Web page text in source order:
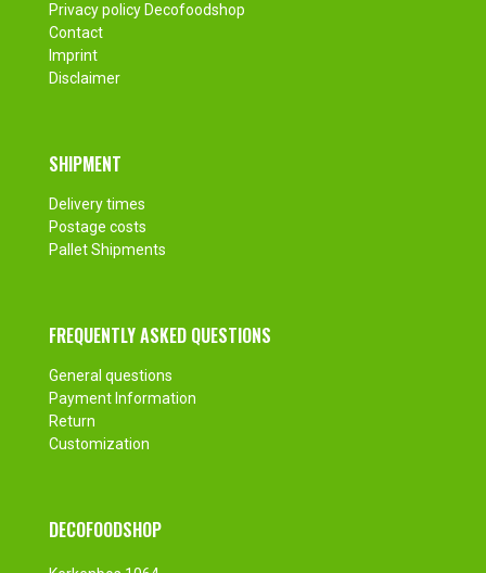
Privacy policy Decofoodshop
Contact
Imprint
Disclaimer
SHIPMENT
Delivery times
Postage costs
Pallet Shipments
FREQUENTLY ASKED QUESTIONS
General questions
Payment Information
Return
Customization
DECOFOODSHOP